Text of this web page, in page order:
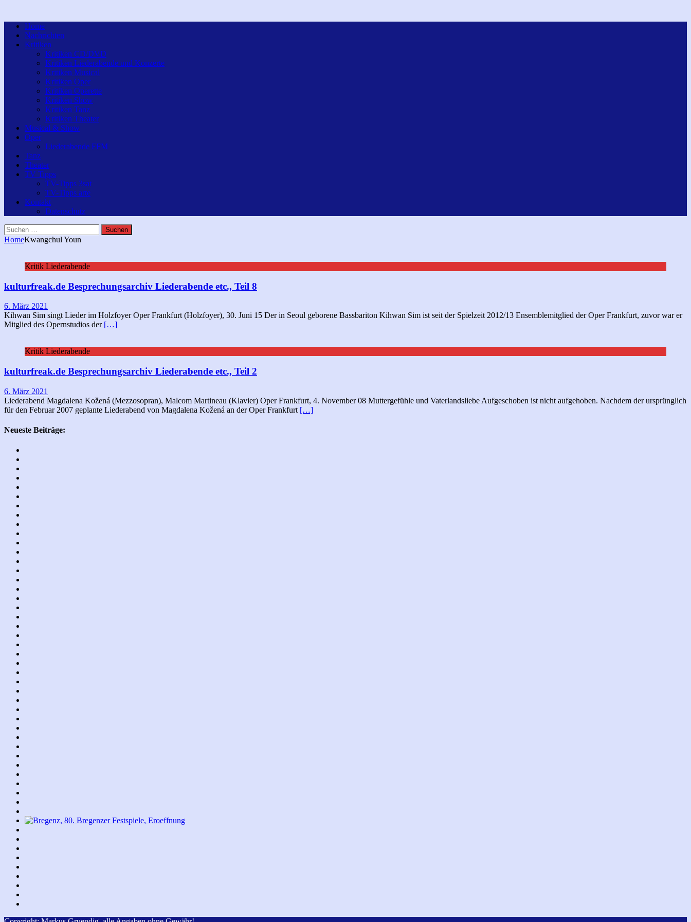
Home
Nachrichten
Kritiken
Kritiken CD/DVD
Kritiken Liederabende und Konzerte
Kritiken Musical
Kritiken Oper
Kritiken Operette
Kritiken Show
Kritiken Tanz
Kritiken Theater
Musical & Show
Oper
Liederabende FFM
Tanz
Theater
TV Tipps
TV-Tipps 3sat
TV-Tipps arte
Kontakt
Datenschutz
Suchen
nach:
HomeKwangchul Youn
Kritik Liederabende
kulturfreak.de Besprechungsarchiv Liederabende etc., Teil 8
6. März 2021
Kihwan Sim singt Lieder im Holzfoyer Oper Frankfurt (Holzfoyer), 30. Juni 15 Der in Seoul geborene Bassbariton Kihwan Sim ist seit der Spielzeit 2012/13 Ensemblemitglied der Oper Frankfurt, zuvor war er
Mitglied des Opernstudios der […]
Kritik Liederabende
kulturfreak.de Besprechungsarchiv Liederabende etc., Teil 2
6. März 2021
Liederabend Magdalena Kožená (Mezzosopran), Malcom Martineau (Klavier) Oper Frankfurt, 4. November 08 Muttergefühle und Vaterlandsliebe Aufgeschoben ist nicht aufgehoben. Nachdem der ursprünglich
für den Februar 2007 geplante Liederabend von Magdalena Kožená an der Oper Frankfurt […]
Neueste Beiträge: